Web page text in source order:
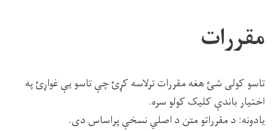
مقررات
تاسو کولی شئ هغه مقررات ترلاسه کړئ چې تاسو یې غواړئ په
اختیار باندې کلیک کولو سره.
یادونه: د مقرراتو متن د اصلي نسخې پراساس دی.